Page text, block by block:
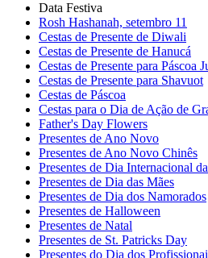
Data Festiva
Rosh Hashanah, setembro 11
Cestas de Presente de Diwali
Cestas de Presente de Hanucá
Cestas de Presente para Páscoa
Cestas de Presente para Shavuot
Cestas de Páscoa
Cestas para o Dia de Ação de
Father's Day Flowers
Presentes de Ano Novo
Presentes de Ano Novo Chinês
Presentes de Dia Internacional
Presentes de Dia das Mães
Presentes de Dia dos Namorados
Presentes de Halloween
Presentes de Natal
Presentes de St. Patricks Day
Presentes do Dia dos